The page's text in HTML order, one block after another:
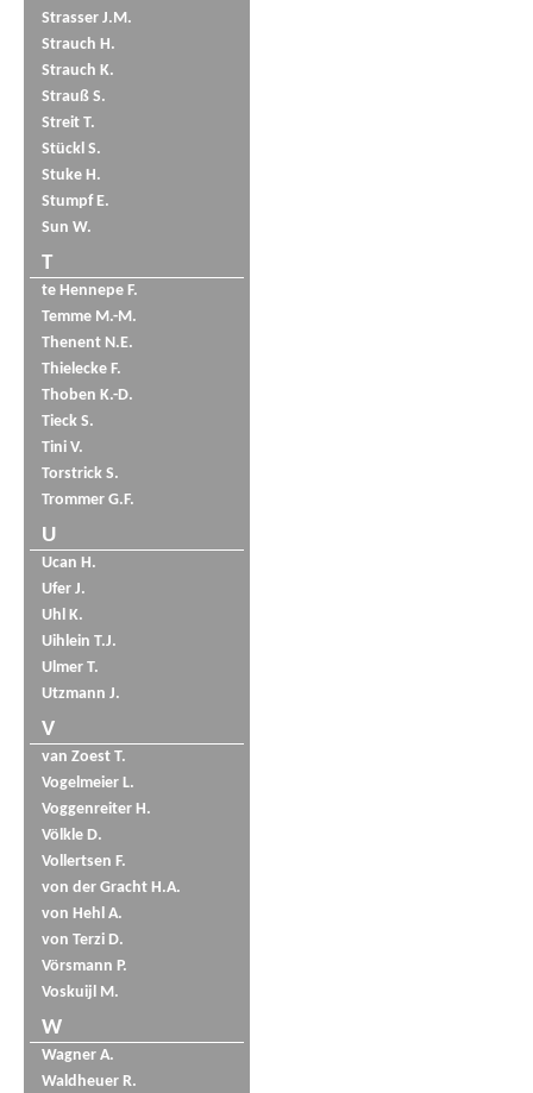
Strasser J.M.
Strauch H.
Strauch K.
Strauß S.
Streit T.
Stückl S.
Stuke H.
Stumpf E.
Sun W.
T
te Hennepe F.
Temme M.-M.
Thenent N.E.
Thielecke F.
Thoben K.-D.
Tieck S.
Tini V.
Torstrick S.
Trommer G.F.
U
Ucan H.
Ufer J.
Uhl K.
Uihlein T.J.
Ulmer T.
Utzmann J.
V
van Zoest T.
Vogelmeier L.
Voggenreiter H.
Völkle D.
Vollertsen F.
von der Gracht H.A.
von Hehl A.
von Terzi D.
Vörsmann P.
Voskuijl M.
W
Wagner A.
Waldheuer R.